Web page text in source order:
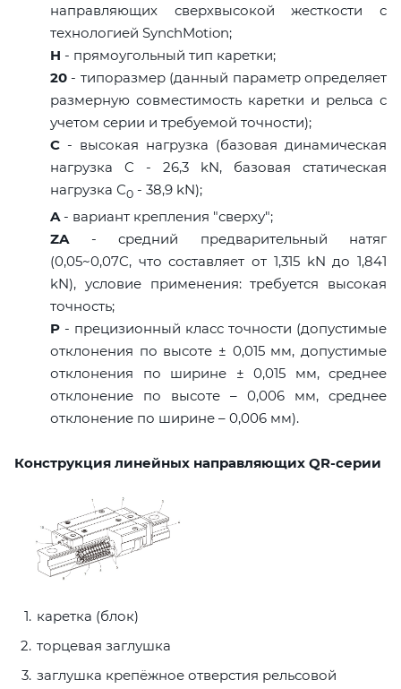
направляющих сверхвысокой жесткости с
технологией SynchMotion;
H - прямоугольный тип каретки;
20 - типоразмер (данный параметр определяет
размерную совместимость каретки и рельса с
учетом серии и требуемой точности);
C - высокая нагрузка (базовая динамическая
нагрузка C - 26,3 kN, базовая статическая
нагрузка С0 - 38,9 kN);
A- вариант крепления "сверху";
ZA- средний предварительный натяг
(0,05~0,07C, что составляет от 1,315 kN до 1,841
kN), условие применения: требуется высокая
точность;
P - прецизионный класс точности (допустимые
отклонения по высоте ± 0,015 мм, допустимые
отклонения по ширине ± 0,015 мм, среднее
отклонение по высоте – 0,006 мм, среднее
отклонение по ширине – 0,006 мм).
Конструкция линейных направляющих QR-серии
каретка (блок)
торцевая заглушка
заглушка крепёжное отверстия рельсовой